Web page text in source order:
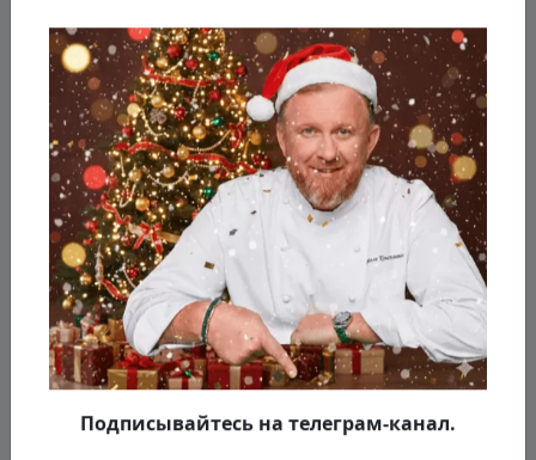
Подписывайтесь на телеграм-канал.